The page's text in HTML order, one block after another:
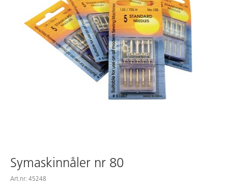
Logge inn / registrere meg
Kontakt oss
Kampanjer/kataloger
Symaskinnåler nr 80
Art.nr: 45248